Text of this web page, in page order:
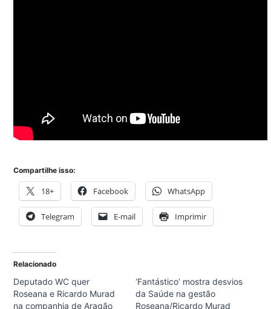
Compartilhe isso:
18+ Facebook WhatsApp
Telegram E-mail Imprimir
Relacionado
Deputado WC quer
Roseana e Ricardo Murad
na companhia de Aragão
‘Fantástico’ mostra desvios
da Saúde na gestão
Roseana/Ricardo Murad